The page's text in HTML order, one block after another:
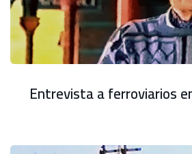
Entrevista a ferroviarios